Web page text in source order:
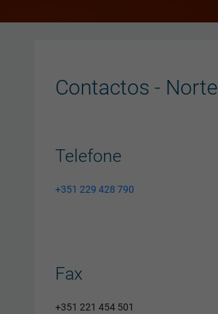
Contactos - Norte
Telefone
+351 229 428 790
Fax
+351 221 454 501